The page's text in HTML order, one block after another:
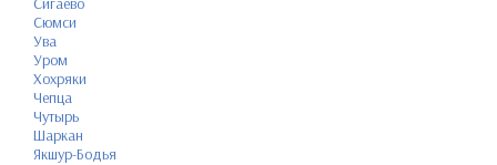
Сюмси
Ува
Уром
Хохряки
Чепца
Чутырь
Шаркан
Якшур-Бодья